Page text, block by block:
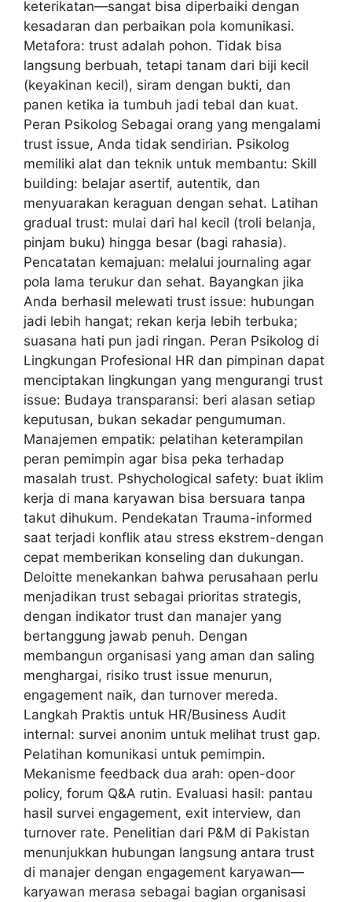
keterikatan—sangat bisa diperbaiki dengan
kesadaran dan perbaikan pola komunikasi.
Metafora: trust adalah pohon. Tidak bisa
langsung berbuah, tetapi tanam dari biji kecil
(keyakinan kecil), siram dengan bukti, dan
panen ketika ia tumbuh jadi tebal dan kuat.
Peran Psikolog Sebagai orang yang mengalami
trust issue, Anda tidak sendirian. Psikolog
memiliki alat dan teknik untuk membantu: Skill
building: belajar asertif, autentik, dan
menyuarakan keraguan dengan sehat. Latihan
gradual trust: mulai dari hal kecil (troli belanja,
pinjam buku) hingga besar (bagi rahasia).
Pencatatan kemajuan: melalui journaling agar
pola lama terukur dan sehat. Bayangkan jika
Anda berhasil melewati trust issue: hubungan
jadi lebih hangat; rekan kerja lebih terbuka;
suasana hati pun jadi ringan. Peran Psikolog di
Lingkungan Profesional HR dan pimpinan dapat
menciptakan lingkungan yang mengurangi trust
issue: Budaya transparansi: beri alasan setiap
keputusan, bukan sekadar pengumuman.
Manajemen empatik: pelatihan keterampilan
peran pemimpin agar bisa peka terhadap
masalah trust. Pshychological safety: buat iklim
kerja di mana karyawan bisa bersuara tanpa
takut dihukum. Pendekatan Trauma-informed
saat terjadi konflik atau stress ekstrem-dengan
cepat memberikan konseling dan dukungan.
Deloitte menekankan bahwa perusahaan perlu
menjadikan trust sebagai prioritas strategis,
dengan indikator trust dan manajer yang
bertanggung jawab penuh. Dengan
membangun organisasi yang aman dan saling
menghargai, risiko trust issue menurun,
engagement naik, dan turnover mereda.
Langkah Praktis untuk HR/Business Audit
internal: survei anonim untuk melihat trust gap.
Pelatihan komunikasi untuk pemimpin.
Mekanisme feedback dua arah: open-door
policy, forum Q&A rutin. Evaluasi hasil: pantau
hasil survei engagement, exit interview, dan
turnover rate. Penelitian dari P&M di Pakistan
menunjukkan hubungan langsung antara trust
di manajer dengan engagement karyawan—
karyawan merasa sebagai bagian organisasi